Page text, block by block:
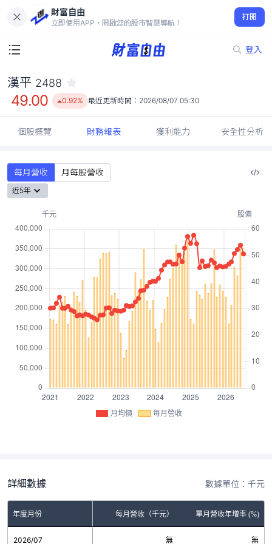
財富自由
立即使用APP，開啟您的股市智慧導航！
打開
登入
49.00
0.92%
漢平 2488
49.00 0.92% 最近更新時間： 2026/08/07 05:30
個股概覽 財務報表 獲利能力 安全性分析
每月營收 月每股營收
近5年
月均價 每月營收
詳細數據 數據單位：千元
年度月份 每月營收（千元） 單月營收年增率 (%)
2026/07 無 無